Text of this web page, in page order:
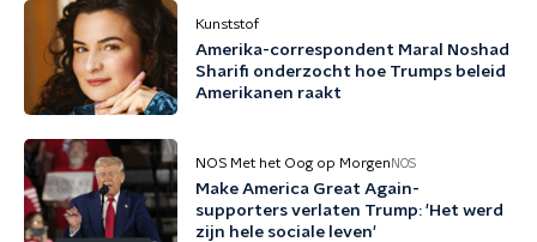
Kunststof
Amerika-correspondent Maral Noshad
Sharifi onderzocht hoe Trumps beleid
Amerikanen raakt
NOS Met het Oog op Morgen NOS
Make America Great Again-
supporters verlaten Trump: 'Het werd
zijn hele sociale leven'